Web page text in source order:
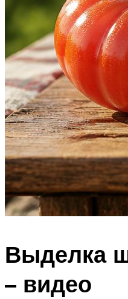
Выделка
– видео